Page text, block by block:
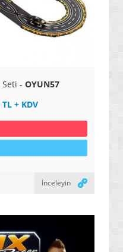
- OYUN57
+ KDV
İnceleyin